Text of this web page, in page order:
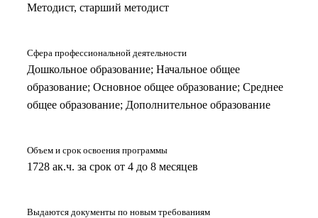
Методист, старший методист
Сфера профессиональной деятельности
Дошкольное образование; Начальное общее
образование; Основное общее образование; Среднее
общее образование; Дополнительное образование
Объем и срок освоения программы
1728 ак.ч. за срок от 4 до 8 месяцев
Выдаются документы по новым требованиям